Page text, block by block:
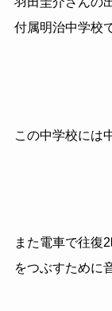
付属明治中学校
この中学校には
また電車で往復
をつぶすために